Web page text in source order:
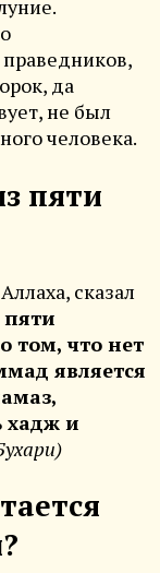
да
не был
человека.
пяти
сказал
том, что нет
является
хадж и